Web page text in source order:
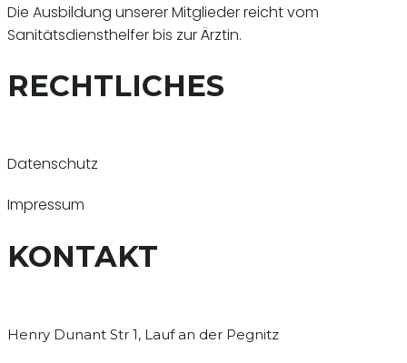
Die Ausbildung unserer Mitglieder reicht vom
Sanitätsdiensthelfer bis zur Ärztin.
RECHTLICHES
Datenschutz
Impressum
KONTAKT
Henry Dunant Str 1, Lauf an der Pegnitz